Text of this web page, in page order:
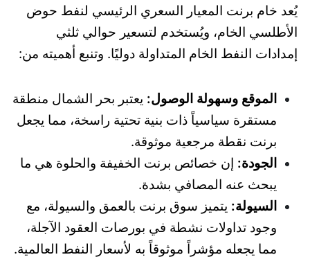
يُعد خام برنت المعيار السعري الرئيسي لنفط حوض
الأطلسي الخام، ويُستخدم لتسعير حوالي ثلثي
إمدادات النفط الخام المتداولة دوليًا. وتنبع أهميته من:
الموقع وسهولة الوصول: يعتبر بحر الشمال منطقة
مستقرة سياسياً ذات بنية تحتية راسخة، مما يجعل
برنت نقطة مرجعية موثوقة.
الجودة: إن خصائص برنت الخفيفة والحلوة هي ما
يبحث عنه المصافي بشدة.
السيولة: يتميز سوق برنت بالعمق والسيولة، مع
وجود تداولات نشطة في بورصات العقود الآجلة،
مما يجعله مؤشراً موثوقاً به لأسعار النفط العالمية.